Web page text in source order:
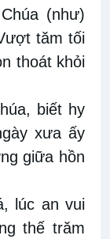
(như)
tăm tối
thoát khỏi
biết hy
xưa ấy
giữa hồn
lúc an vui
thế trăm